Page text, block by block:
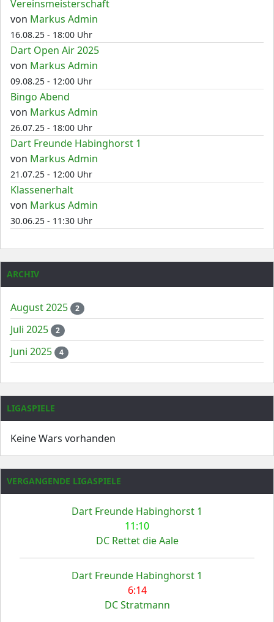
Vereinsmeisterschaft
von Markus Admin
16.08.25 - 18:00 Uhr
Dart Open Air 2025
von Markus Admin
09.08.25 - 12:00 Uhr
Bingo Abend
von Markus Admin
26.07.25 - 18:00 Uhr
Dart Freunde Habinghorst 1
von Markus Admin
21.07.25 - 12:00 Uhr
Klassenerhalt
von Markus Admin
30.06.25 - 11:30 Uhr
ARCHIV
August 2025 2
Juli 2025 2
Juni 2025 4
LIGASPIELE
Keine Wars vorhanden
VERGANGENDE LIGASPIELE
Dart Freunde Habinghorst 1
11:10
DC Rettet die Aale
Dart Freunde Habinghorst 1
6:14
DC Stratmann